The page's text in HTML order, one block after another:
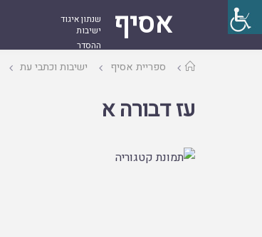
אסיף
שנתון איגוד
ישיבות
ההסדר
עמודספריית אסיף ישיבות וכתבי עת
עז דבורה א